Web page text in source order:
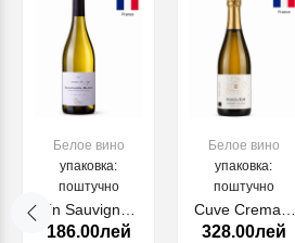
Белое вино
упаковка:
поштучно
Vin Sauvignon
Blanc Domaine
186.00лей
Белое вино
упаковка:
поштучно
Cuve Cremant
Dalsace
328.00лей